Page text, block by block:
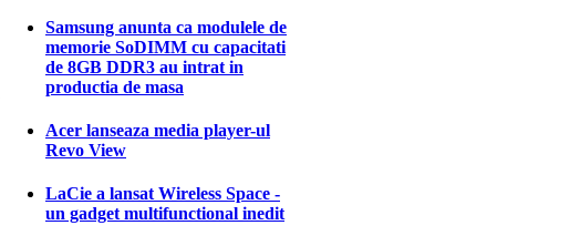
Samsung anunta ca modulele de
memorie SoDIMM cu capacitati
de 8GB DDR3 au intrat in
productia de masa
Acer lanseaza media player-ul
Revo View
LaCie a lansat Wireless Space -
un gadget multifunctional inedit